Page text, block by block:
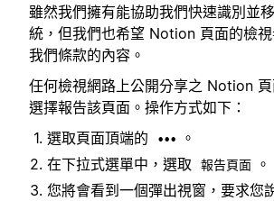
雖然我們擁有能協助我們快速識別並
統，但我們也希望 Notion 頁面的檢
我們條款的內容。
任何檢視網路上公開分享之 Notion
選擇報告該頁面。操作方式如下：
選取頁面頂端的
•••
。
在下拉式選單中，選取
報告頁面 。
您將會看到一個彈出視窗，要求您